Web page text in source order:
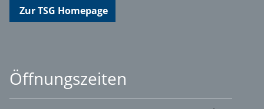
Zur TSG Homepage
Öffnungszeiten